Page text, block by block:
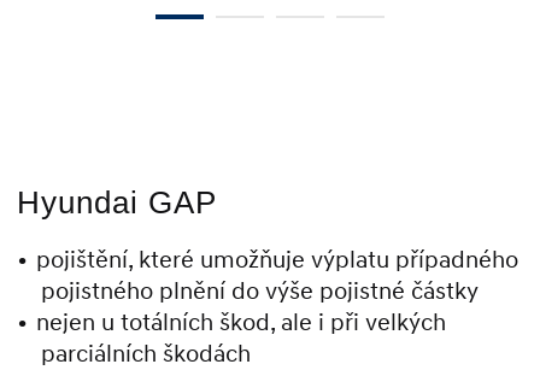
Hyundai GAP
pojištění, které umožňuje výplatu případného
pojistného plnění do výše pojistné částky
nejen u totálních škod, ale i při velkých
parciálních škodách